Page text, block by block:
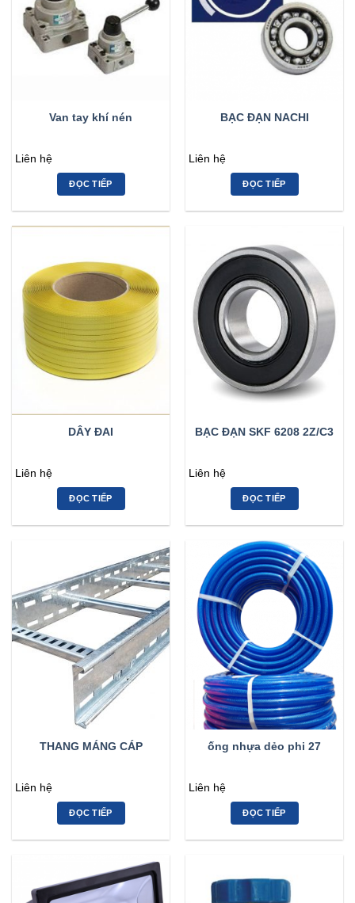
Van tay khí nén
Liên hệ
ĐỌC TIẾP
BẠC ĐẠN NACHI
Liên hệ
ĐỌC TIẾP
DÂY ĐAI
Liên hệ
ĐỌC TIẾP
BẠC ĐẠN SKF 6208 2Z/C3
Liên hệ
ĐỌC TIẾP
THANG MÁNG CÁP
Liên hệ
ĐỌC TIẾP
ống nhựa dẻo phi 27
Liên hệ
ĐỌC TIẾP